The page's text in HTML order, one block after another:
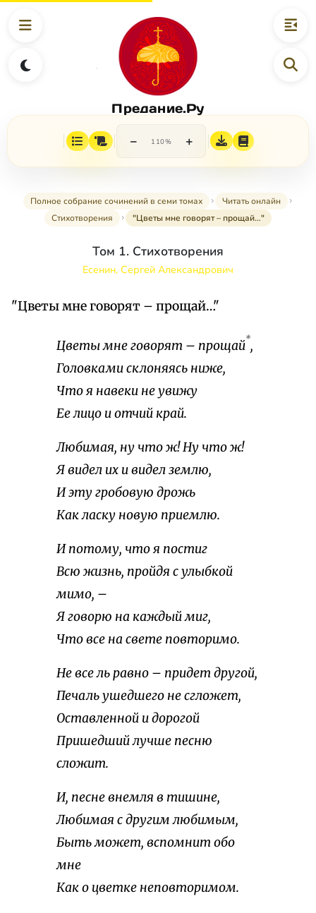
Предание.Ру
− 110% +
Полное собрание сочинений в семи томах
Читать онлайн
Стихотворения
"Цветы мне говорят – прощай…"
Том 1. Стихотворения
Есенин, Сергей Александрович
"Цветы мне говорят – прощай…"
Цветы мне говорят – прощай*,
Головками склоняясь ниже,
Что я навеки не увижу
Ее лицо и отчий край.
Любимая, ну что ж! Ну что ж!
Я видел их и видел землю,
И эту гробовую дрожь
Как ласку новую приемлю.
И потому, что я постиг
Всю жизнь, пройдя с улыбкой
мимо, –
Я говорю на каждый миг,
Что все на свете повторимо.
Не все ль равно – придет другой,
Печаль ушедшего не сгложет,
Оставленной и дорогой
Пришедший лучше песню
сложит.
И, песне внемля в тишине,
Любимая с другим любимым,
Быть может, вспомнит обо
мне
Как о цветке неповторимом.